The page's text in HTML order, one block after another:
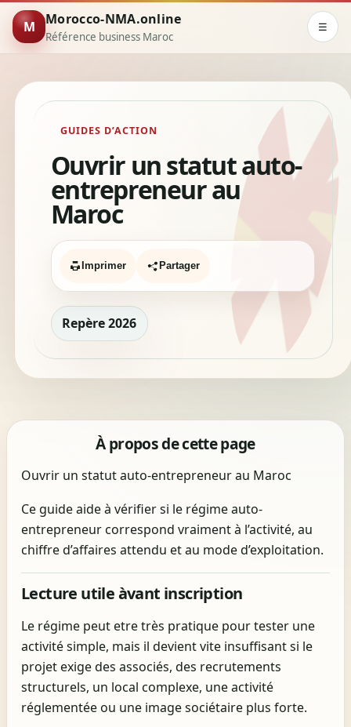
M Morocco-NMA.online
Référence business Maroc
☰
GUIDES D’ACTION
Ouvrir un statut auto-
entrepreneur au
Maroc
Imprimer Partager
Repère 2026
À propos de cette page
Ouvrir un statut auto-entrepreneur au Maroc
Ce guide aide à vérifier si le régime auto-
entrepreneur correspond vraiment à l’activité, au
chiffre d’affaires attendu et au mode d’exploitation.
Lecture utile àvant inscription
Le régime peut etre très pratique pour tester une
activité simple, mais il devient vite insuffisant si le
projet exige des associés, des recrutements
structurels, un local complexe, une activité
réglementée ou une image sociétaire plus forte.